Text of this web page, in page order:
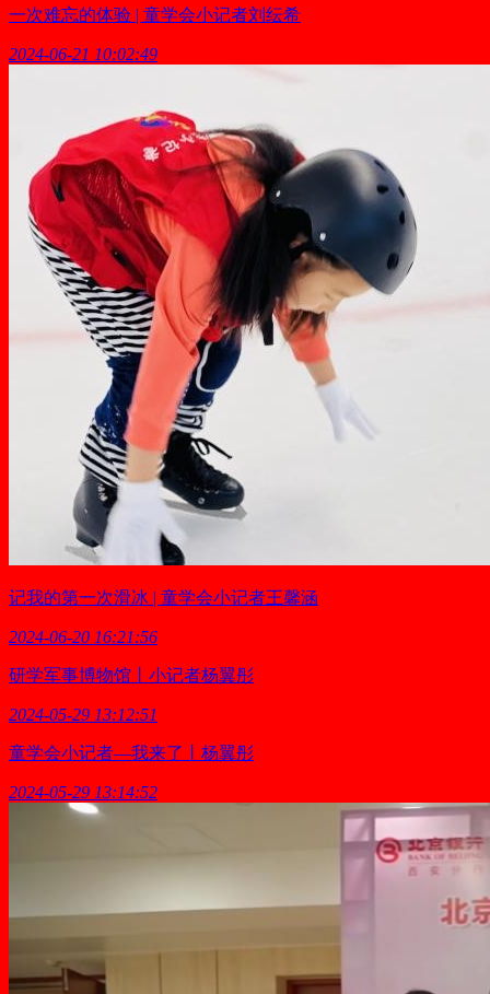
一次难忘的体验 | 童学会小记者刘纭希
2024-06-21 10:02:49
记我的第一次滑冰 | 童学会小记者王馨涵
2024-06-20 16:21:56
研学军事博物馆丨小记者杨翼彤
2024-05-29 13:12:51
童学会小记者—我来了丨杨翼彤
2024-05-29 13:14:52